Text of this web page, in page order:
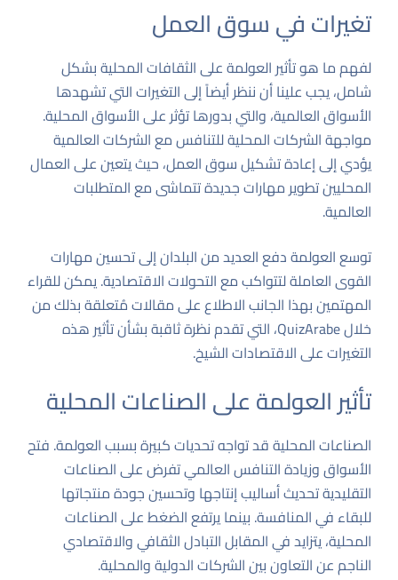
تغيرات في سوق العمل
لفهم ما هو تأثير العولمة على الثقافات المحلية بشكل
شامل، يجب علينا أن ننظر أيضاً إلى التغيرات التي تشهدها
الأسواق العالمية، والتي بدورها تؤثر على الأسواق المحلية.
مواجهة الشركات المحلية للتنافس مع الشركات العالمية
يؤدي إلى إعادة تشكيل سوق العمل، حيث يتعين على العمال
المحليين تطوير مهارات جديدة تتماشى مع المتطلبات
العالمية.
توسع العولمة دفع العديد من البلدان إلى تحسين مهارات
القوى العاملة لتتواكب مع التحولات الاقتصادية. يمكن للقراء
المهتمين بهذا الجانب الاطلاع على مقالات مُتعلقة بذلك من
خلالQuizArabe، التي تقدم نظرة ثاقبة بشأن تأثير هذه
التغيرات على الاقتصادات الشيخ.
تأثير العولمة على الصناعات المحلية
الصناعات المحلية قد تواجه تحديات كبيرة بسبب العولمة. فتح
الأسواق وزيادة التنافس العالمي تفرض على الصناعات
التقليدية تحديث أساليب إنتاجها وتحسين جودة منتجاتها
للبقاء في المنافسة. بينما يرتفع الضغط على الصناعات
المحلية، يتزايد في المقابل التبادل الثقافي والاقتصادي
الناجم عن التعاون بين الشركات الدولية والمحلية.